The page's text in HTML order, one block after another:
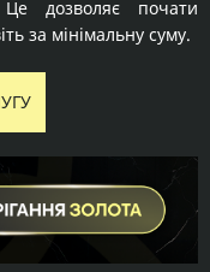
дозволяє почати
за мінімальну суму.